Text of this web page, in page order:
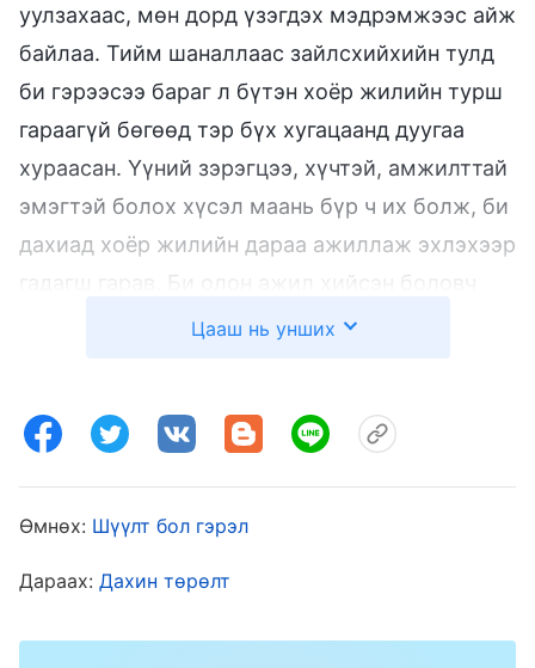
уулзахаас, мөн дорд үзэгдэх мэдрэмжээс айж
байлаа. Тийм шаналлаас зайлсхийхийн тулд
би гэрээсээ бараг л бүтэн хоёр жилийн турш
гараагүй бөгөөд тэр бүх хугацаанд дуугаа
хураасан. Үүний зэрэгцээ, хүчтэй, амжилттай
эмэгтэй болох хүсэл маань бүр ч их болж, би
дахиад хоёр жилийн дараа ажиллаж эхлэхээр
гадагш гарав. Би олон ажил хийсэн боловч
тухайн ажил нэг бол хэтэрхий ядаргаатай,
удалгүй ажлаа орхидог байв. Ахин дахин
байгааг мэдэрсэн билээ.
Цааш нь унших
Өмнөх: Шүүлт бол гэрэл
Дараах: Дахин төрөлт